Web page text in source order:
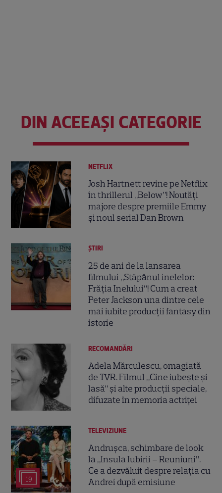
DIN ACEEAȘI CATEGORIE
NETFLIX
Josh Hartnett revine pe Netflix
în thrillerul „Below”! Noutăți
majore despre premiile Emmy
și noul serial Dan Brown
ȘTIRI
25 de ani de la lansarea
filmului „Stăpânul inelelor:
Frăția Inelului”! Cum a creat
Peter Jackson una dintre cele
mai iubite producții fantasy din
istorie
RECOMANDĂRI
Adela Mărculescu, omagiată
de TVR. Filmul „Cine iubește și
lasă” și alte producții speciale,
difuzate în memoria actriței
19
TELEVIZIUNE
Andrușca, schimbare de look
la „Insula Iubirii – Reuniuni”.
Ce a dezvăluit despre relația cu
Andrei după emisiune